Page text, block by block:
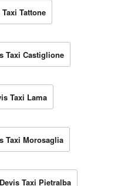
Taxi Tattone
Taxi Castiglione
Taxi Lama
Taxi Morosaglia
Devis Taxi Pietralba